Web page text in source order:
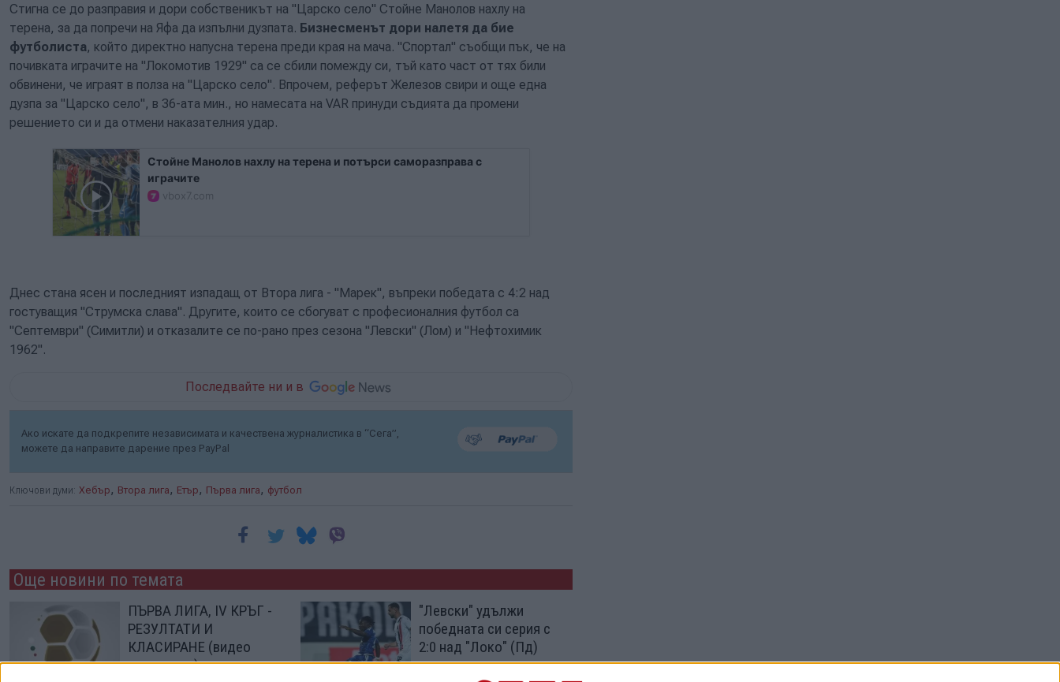
Стигна се до разправия и дори собственикът на "Царско село" Стойне Манолов нахлу на
терена, за да попречи на Яфа да изпълни дузпата. Бизнесменът дори налетя да бие
футболиста, който директно напусна терена преди края на мача. "Спортал" съобщи пък, че на
почивката играчите на "Локомотив 1929" са се сбили помежду си, тъй като част от тях били
обвинени, че играят в полза на "Царско село". Впрочем, реферът Железов свири и още една
дузпа за "Царско село", в 36-ата мин., но намесата на VAR принуди съдията да промени
решението си и да отмени наказателния удар.
Стойне Манолов нахлу на терена и потърси саморазправа с
играчите
vbox7.com
Днес стана ясен и последният изпадащ от Втора лига - "Марек", въпреки победата с 4:2 над
гостуващия "Струмска слава". Другите, които се сбогуват с професионалния футбол са
"Септември" (Симитли) и отказалите се по-рано през сезона "Левски" (Лом) и "Нефтохимик
1962".
Последвайте ни и в
Ако искате да подкрепите независимата и качествена журналистика в “Сега”,
можете да направите дарение през PayPal
Ключови думи: Хебър , Втора лига , Етър , Първа лига , футбол
Още новини по темата
ПЪРВА ЛИГА, IV КРЪГ -
РЕЗУЛТАТИ И
КЛАСИРАНЕ (видео
репортажи)
"Левски" удължи
победната си серия с
2:0 над "Локо" (Пд)
07 Авг. 2026